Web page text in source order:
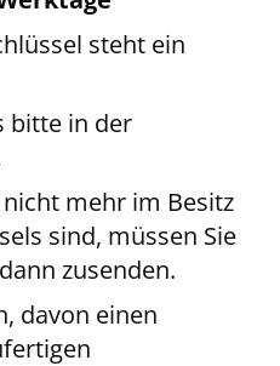
steht ein
bitte in der
mehr im Besitz
sind, müssen Sie
zusenden.
davon einen